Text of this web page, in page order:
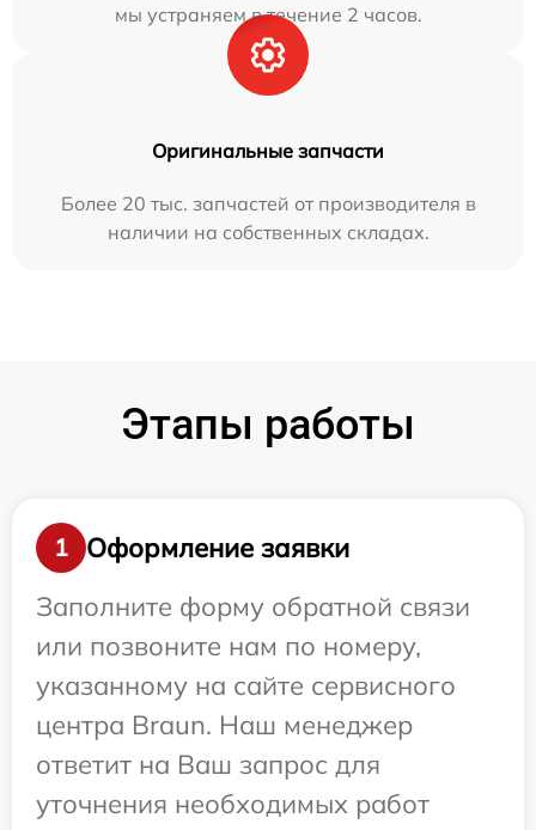
мы устраняем в течение 2 часов.
Оригинальные запчасти
Более 20 тыс. запчастей от производителя в
наличии на собственных складах.
Этапы работы
1
Оформление заявки
Заполните форму обратной связи
или позвоните нам по номеру,
указанному на сайте сервисного
центра Braun. Наш менеджер
ответит на Ваш запрос для
уточнения необходимых работ